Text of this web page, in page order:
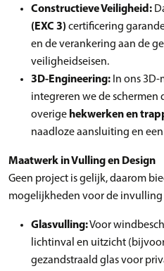
Constructieve Veiligheid:
(EXC 3) certificering
en de verankering aan de
veiligheidseisen.
3D-Engineering: In ons
integreren we de schermen
overige hekwerken en
naadloze aansluiting en
Maatwerk in Vulling en Design
Geen project is gelijk, daarom
mogelijkheden voor de invulling
Glasvulling:Voor
lichtinval en uitzicht
gezandstraald glas voor